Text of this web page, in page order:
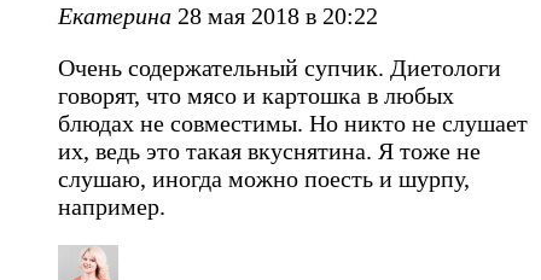
Екатерина 28 мая 2018 в 20:22
Очень содержательный супчик. Диетологи
говорят, что мясо и картошка в любых
блюдах не совместимы. Но никто не слушает
их, ведь это такая вкуснятина. Я тоже не
слушаю, иногда можно поесть и шурпу,
например.